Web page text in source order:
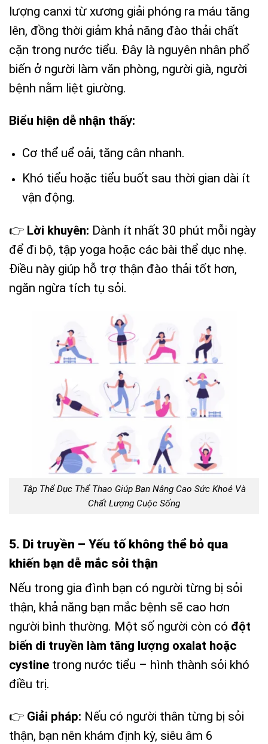
lượng canxi từ xương giải phóng ra máu tăng
lên, đồng thời giảm khả năng đào thải chất
cặn trong nước tiểu. Đây là nguyên nhân phổ
biến ở người làm văn phòng, người già, người
bệnh nằm liệt giường.
Biểu hiện dễ nhận thấy:
Cơ thể uể oải, tăng cân nhanh.
Khó tiểu hoặc tiểu buốt sau thời gian dài ít
vận động.
👉 Lời khuyên: Dành ít nhất 30 phút mỗi ngày
để đi bộ, tập yoga hoặc các bài thể dục nhẹ.
Điều này giúp hỗ trợ thận đào thải tốt hơn,
ngăn ngừa tích tụ sỏi.
Tập Thể Dục Thể Thao Giúp Bạn Nâng Cao Sức Khoẻ Và
Chất Lượng Cuộc Sống
5. Di truyền – Yếu tố không thể bỏ qua
khiến bạn dễ mắc sỏi thận
Nếu trong gia đình bạn có người từng bị sỏi
thận, khả năng bạn mắc bệnh sẽ cao hơn
người bình thường. Một số người còn có đột
biến di truyền làm tăng lượng oxalat hoặc
cystine trong nước tiểu – hình thành sỏi khó
điều trị.
👉 Giải pháp: Nếu có người thân từng bị sỏi
thận, bạn nên khám định kỳ, siêu âm 6